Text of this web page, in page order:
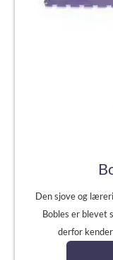
Den sjove og
Bobles er blevet
derfor